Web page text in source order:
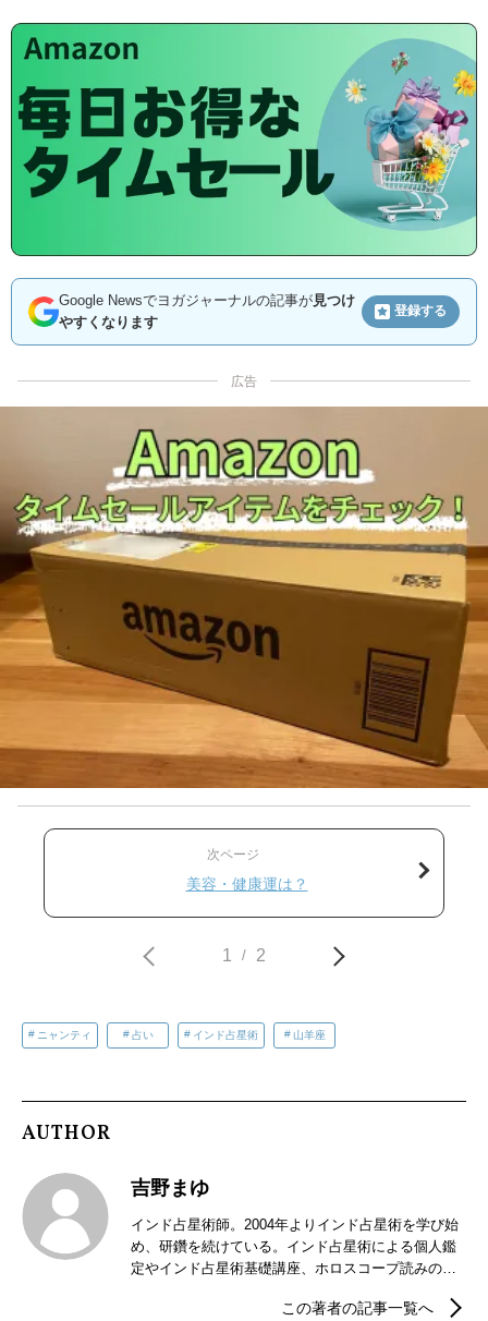
Google Newsでヨガジャーナルの記事が見つけ
やすくなります
登録する
広告
次ページ
美容・健康運は？
1 / 2
ニャンティ 占い インド占星術 山羊座
AUTHOR
吉野まゆ
インド占星術師。2004年よりインド占星術を学び始
め、研鑽を続けている。インド占星術による個人鑑
定やインド占星術基礎講座、ホロスコープ読みの講
ガ手帳の制作販売を行っている。この著者の記事一覧へ